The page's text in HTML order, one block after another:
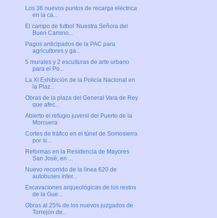
Los 36 nuevos puntos de recarga eléctrica
en la ca...
El campo de futbol 'Nuestra Señora del
Buen Camino...
Pagos anticipados de la PAC para
agricultores y ga...
5 murales y 2 esculturas de arte urbano
para el Po...
La XI Exhibición de la Policía Nacional en
la Plaz...
Obras de la plaza del General Vara de Rey
que afec...
Abierto el refugio juvenil del Puerto de la
Morcuera
Cortes de tráfico en el túnel de Somosierra
por si...
Reformas en la Residencia de Mayores
San José, en ...
Nuevo recorrido de la línea 620 de
autobuses inter...
Excavaciones arqueológicas de los restos
de la Gue...
Obras al 25% de los nuevos juzgados de
Torrejón de...